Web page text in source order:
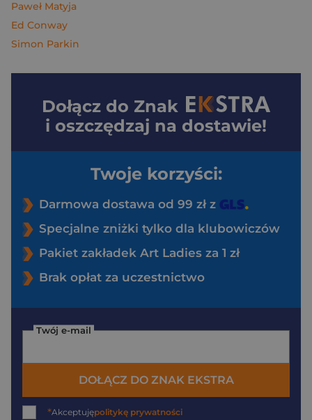
Paweł Matyja
Ed Conway
Simon Parkin
Dołącz do Znak
i oszczędzaj na dostawie!
Twoje korzyści:
Darmowa dostawa od 99 zł z
Specjalne zniżki tylko dla klubowiczów
Pakiet zakładek Art Ladies za 1 zł
Brak opłat za uczestnictwo
Twój e-mail
DOŁĄCZ DO ZNAK EKSTRA
*Akceptujępolitykę prywatności